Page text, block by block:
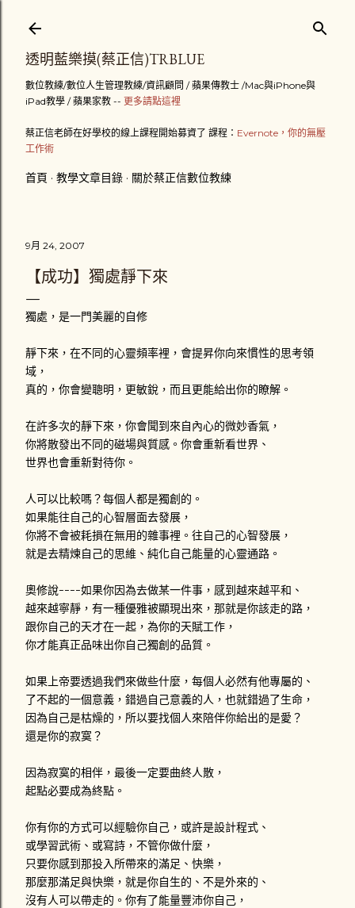
透明藍樂摸(蔡正信)TRBLUE
數位教練/數位人生管理教練/資訊顧問 / 蘋果傳教士 /Mac與iPhone與
iPad教學 / 蘋果家教 -- 更多請點這裡
蔡正信老師在好學校的線上課程開始募資了 課程： Evernote，你的無壓
工作術
首頁 教學文章目錄 關於蔡正信數位教練
9月 24, 2007
【成功】獨處靜下來
獨處，是一門美麗的自修
靜下來，在不同的心靈頻率裡，會提昇你向來慣性的思考領
域，
真的，你會變聰明，更敏銳，而且更能給出你的瞭解。
在許多次的靜下來，你會聞到來自內心的微妙香氣，
你將散發出不同的磁場與質感。你會重新看世界、
世界也會重新對待你。
人可以比較嗎？每個人都是獨創的。
如果能往自己的心智層面去發展，
你將不會被耗損在無用的雜事裡。往自己的心智發展，
就是去精煉自己的思維、純化自己能量的心靈通路。
奧修說----如果你因為去做某一件事，感到越來越平和、
越來越寧靜，有一種優雅被顯現出來，那就是你該走的路，
跟你自己的天才在一起，為你的天賦工作，
你才能真正品味出你自己獨創的品質。
如果上帝要透過我們來做些什麼，每個人必然有他專屬的、
了不起的一個意義，錯過自己意義的人，也就錯過了生命，
因為自己是枯燥的，所以要找個人來陪伴你給出的是愛？
還是你的寂寞？
因為寂寞的相伴，最後一定要曲終人散，
起點必要成為終點。
你有你的方式可以經驗你自己，或許是設計程式、
或學習武術、或寫詩，不管你做什麼，
只要你感到那投入所帶來的滿足、快樂，
那麼那滿足與快樂，就是你自生的、不是外來的、
沒有人可以帶走的。你有了能量豐沛你自己，